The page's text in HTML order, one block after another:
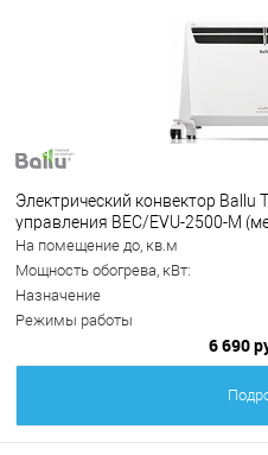
Электрический конвектор Ballu
управления BEC/EVU-2500-M
На помещение до, кв.м
Мощность обогрева, кВт:
Назначение
Режимы работы
6 690